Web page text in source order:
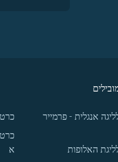
אנגלית - פרמייר
האלופות
א